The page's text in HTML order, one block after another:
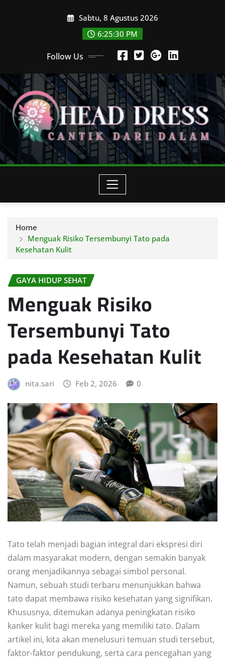
Sabtu, 8 Agustus 2026
6:25:33 PM
Follow Us
Home
Menguak Risiko Tersembunyi Tato pada
Kesehatan Kulit
GAYA HIDUP SEHAT
Menguak Risiko
Tersembunyi Tato
pada Kesehatan Kulit
nita.sari Feb 2, 2026 0
Tato telah menjadi bagian integral dari ekspresi diri
dalam masyarakat modern, dengan semakin banyak
orang menjadikannya sebagai simbol personal.
Namun, sebuah studi terbaru menunjukkan bahwa
tato dapat membawa risiko kesehatan yang signifikan.
Khususnya, ditemukan adanya peningkatan risiko
kanker kulit bagi mereka yang memiliki tato. Dalam
artikel ini, kita akan menelusuri temuan studi tersebut,
faktor-faktor pendukung, serta cara pencegahan yang